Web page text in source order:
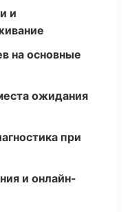
и
на основные
ожидания
при
и онлайн-